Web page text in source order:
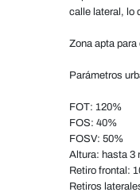
calle lateral, lo
Zona apta
Parámetros
FOT: 120%
FOS: 40%
FOSV: 50%
Altura: hasta 3
Retiro frontal:
Retiros